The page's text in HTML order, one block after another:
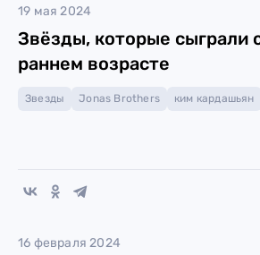
19 мая 2024
Звёзды, которые сыграли
раннем возрасте
Звезды Jonas Brothers ким кардашьян
16 февраля 2024